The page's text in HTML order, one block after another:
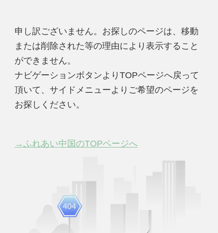
申し訳ございません。お探しのページは、移動
または削除された等の理由により表示すること
ができません。
ナビゲーションボタンよりTOPページへ戻って
頂いて、サイドメニューよりご希望のページを
お探しください。
→ふれあい中国のTOPページへ